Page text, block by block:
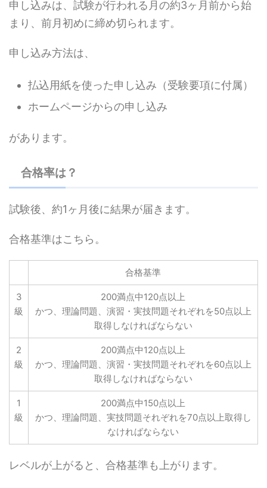
申し込みは、試験が行われる月の約3ヶ月前から始
まり、前月初めに締め切られます。
申し込み方法は、
払込用紙を使った申し込み（受験要項に付属）
ホームページからの申し込み
があります。
合格率は？
試験後、約1ヶ月後に結果が届きます。
合格基準はこちら。
合格基準
3
級
200満点中120点以上
かつ、理論問題、演習・実技問題それぞれを50点以上
取得しなければならない
2
級
200満点中120点以上
かつ、理論問題、演習・実技問題それぞれを60点以上
取得しなければならない
1
級
200満点中150点以上
かつ、理論問題、実技問題それぞれを70点以上取得し
なければならない
レベルが上がると、合格基準も上がります。